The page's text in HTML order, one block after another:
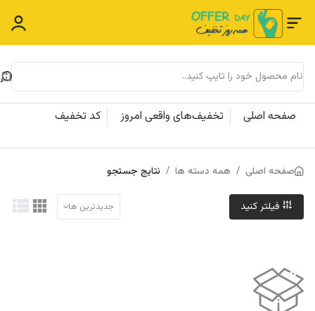
صفحه اصلی تخفیف‌های واقعی امروز کد تخفیف
صفحه اصلی / همه دسته ها / نتایج جستجو
جدیدترین ها